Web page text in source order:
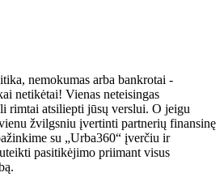
nemokumas arba bankrotai -
netikėtai! Vienas neteisingas
rimtai atsiliepti jūsų verslui. O jeigu
žvilgsniu įvertinti partnerių finansinę
su „Urba360“ įverčiu ir
pasitikėjimo priimant visus